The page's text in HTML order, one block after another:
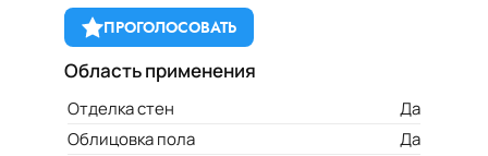
ПРОГОЛОСОВАТЬ
Область применения
Отделка стен
Да
Облицовка пола
Да